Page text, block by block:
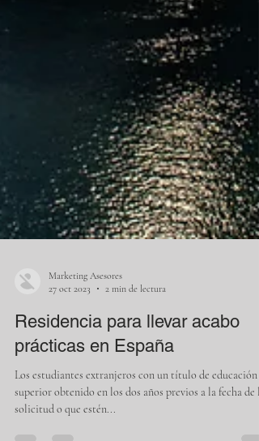
Marketing Asesores
27 oct 2023
2 min de lectura
Residencia para llevar acabo
prácticas en España
Los estudiantes extranjeros con un título de educación